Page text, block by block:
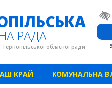
РАДА
Тернопільської обласної ради
КРАЙ КОМУНАЛЬНА